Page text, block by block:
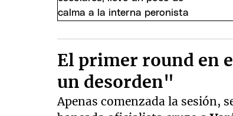
El primer round en
un desorden"
Apenas comenzada la sesión,